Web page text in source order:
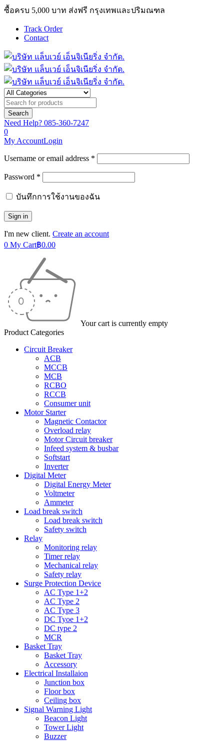
ซื้อครบ 5,000 บาท ส่งฟรี กรุงเทพและปริมณฑล
Track Order
Contact
Need Help? 085-360-7247
0
My AccountLogin
Username or email address *
Password *
บันทึกการใช้งานของฉัน
I'm new client. Create an account
0 My Cart฿0.00
Your cart is currently empty
Product Categories
Circuit Breaker
ACB
MCCB
MCB
RCBO
RCCB
Consumer unit
Motor Starter
Magnetic Contactor
Overload relay
Motor Circuit breaker
Infeed system & busbar
Softstart
Inverter
Digital Meter
Digital Energy Meter
Voltmeter
Ammeter
Load break switch
Load break switch
Safety switch
Relay
Monitoring relay
Timer relay
Mechanical relay
Safety relay
Surge Protection Device
AC Type 1+2
AC Type 2
AC Type 3
DC Tyoe 1+2
DC type 2
MCR
Basket Tray
Basket Tray
Accessory
Electrical Installaion
Junction box
Floor box
Ceiling box
Signal Warning Light
Beacon Light
Tower Light
Buzzer